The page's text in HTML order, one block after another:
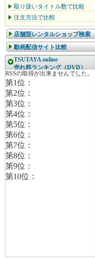
取り扱いタイトル数で比較
注文方法で比較
店舗型レンタルショップ検索
動画配信サイト比較
TSUTAYA online
売れ筋ランキング（DVD）